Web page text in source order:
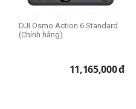
DJI Osmo Action 6 Standard
(Chính hãng)
11,165,000đ